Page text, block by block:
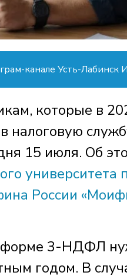
канале Усть-Лабинск
которые в
налоговую
15 июля. Об
университета
России
форме 3-НДФЛ
годом. В